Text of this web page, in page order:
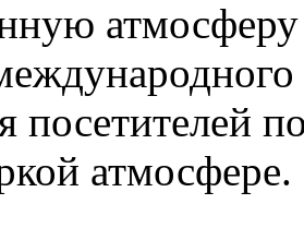
атмосферу
посетителей
атмосфере.